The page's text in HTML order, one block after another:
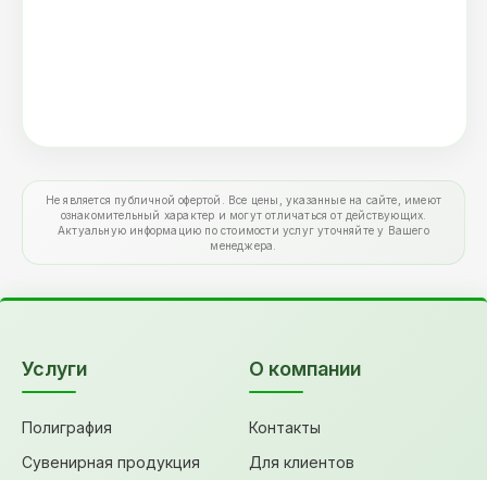
Не является публичной офертой. Все цены, указанные на сайте, имеют
ознакомительный характер и могут отличаться от действующих.
Актуальную информацию по стоимости услуг уточняйте у Вашего
менеджера.
Услуги
Полиграфия
Сувенирная продукция
О компании
Контакты
Для клиентов